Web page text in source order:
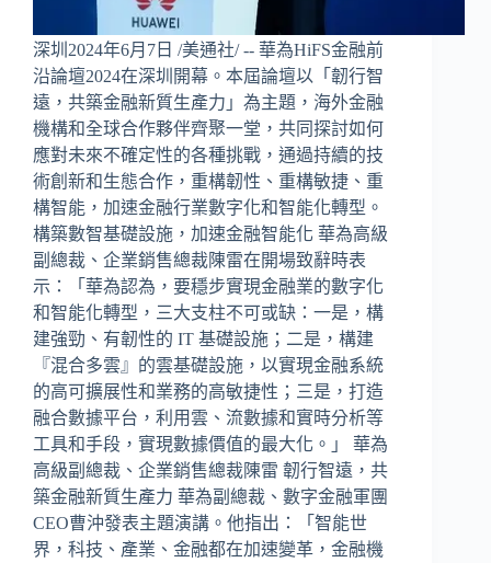
深圳2024年6月7日 /美通社/ -- 華為HiFS金融前
沿論壇2024在深圳開幕。本屆論壇以「韌行智
遠，共築金融新質生產力」為主題，海外金融
機構和全球合作夥伴齊聚一堂，共同探討如何
應對未來不確定性的各種挑戰，通過持續的技
術創新和生態合作，重構韌性、重構敏捷、重
構智能，加速金融行業數字化和智能化轉型。
構築數智基礎設施，加速金融智能化 華為高級
副總裁、企業銷售總裁陳雷在開場致辭時表
示：「華為認為，要穩步實現金融業的數字化
和智能化轉型，三大支柱不可或缺：一是，構
建強勁、有韌性的 IT 基礎設施；二是，構建
『混合多雲』的雲基礎設施，以實現金融系統
的高可擴展性和業務的高敏捷性；三是，打造
融合數據平台，利用雲、流數據和實時分析等
工具和手段，實現數據價值的最大化。」 華為
高級副總裁、企業銷售總裁陳雷 韌行智遠，共
築金融新質生產力 華為副總裁、數字金融軍團
CEO曹沖發表主題演講。他指出：「智能世
界，科技、產業、金融都在加速變革，金融機